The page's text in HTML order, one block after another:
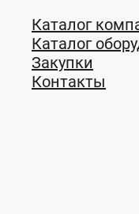
Каталог
Каталог
Закупки
Контакты